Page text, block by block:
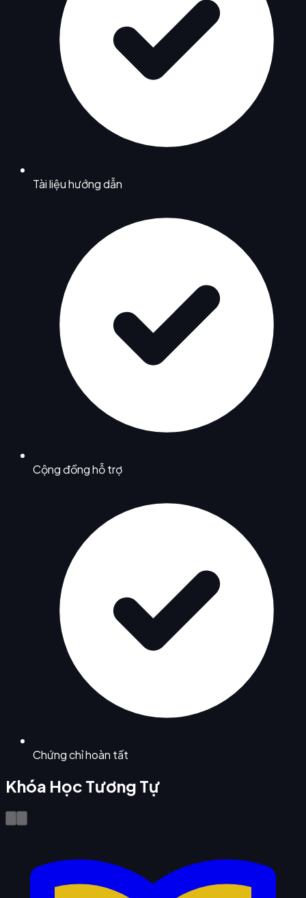
Tài liệu hướng dẫn
Cộng đồng hỗ trợ
Chứng chỉ hoàn tất
Khóa Học Tương Tự